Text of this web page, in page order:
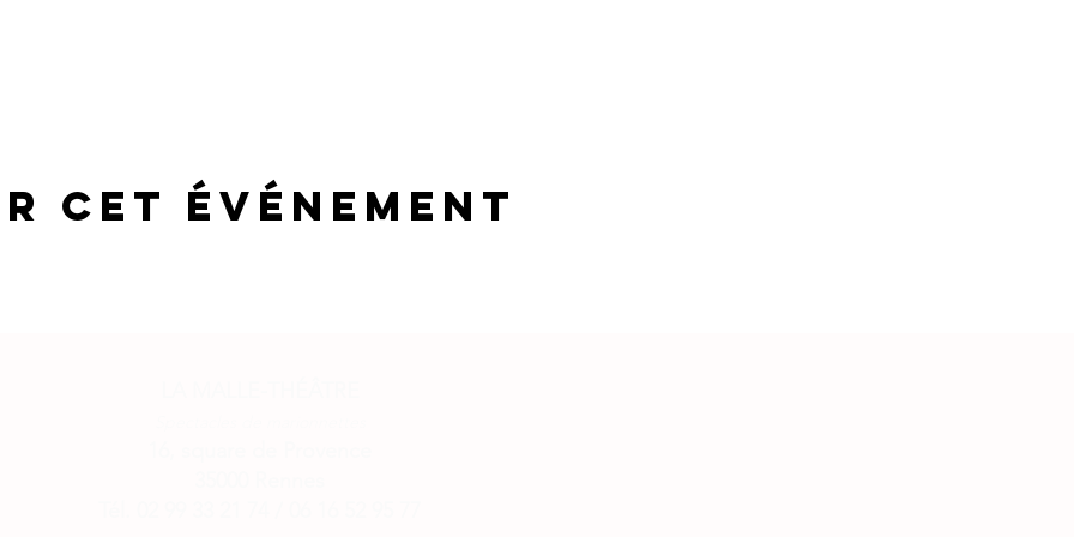
cet événement